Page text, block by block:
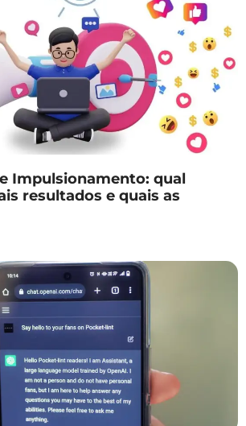
Impulsionamento: qual
resultados e quais as